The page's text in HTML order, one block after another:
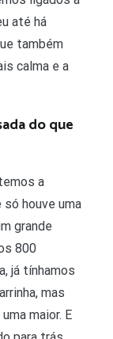
até há
também
calma e a
do que
a
houve uma
grande
800
já tínhamos
mas
maior. E